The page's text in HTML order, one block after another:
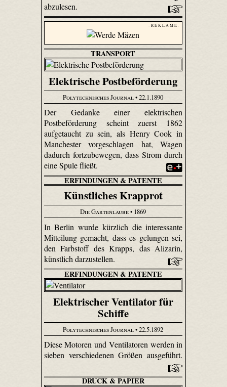
abzulesen.
- R E K L A M E -
TRANSPORT
Elektrische Postbeförderung
Polytechnisches Journal• 22.1.1890
Der Gedanke einer elektrischen
Postbeförderung scheint zuerst 1862
aufgetaucht zu sein, als Henry Cook in
Manchester vorgeschlagen hat, Wagen
dadurch fortzubewegen, dass Strom durch
eine Spule fließt.
ERFINDUNGEN & PATENTE
Künstliches Krapprot
Die Gartenlaube• 1869
In Berlin wurde kürzlich die interessante
Mitteilung gemacht, dass es gelungen sei,
den Farbstoff des Krapps, das Alizarin,
künstlich darzustellen.
ERFINDUNGEN & PATENTE
Elektrischer Ventilator für
Schiffe
Polytechnisches Journal• 22.5.1892
Diese Motoren und Ventilatoren werden in
sieben verschiedenen Größen ausgeführt.
DRUCK & PAPIER